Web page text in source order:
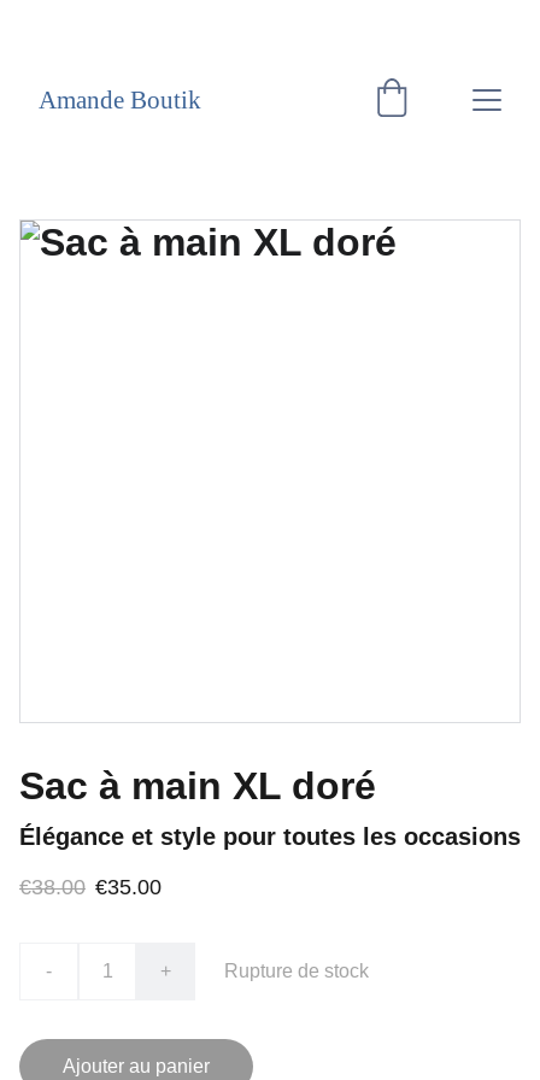
Amande Boutik
Sac à main XL doré
Élégance et style pour toutes les occasions
€38.00 €35.00
- + Rupture de stock
Ajouter au panier